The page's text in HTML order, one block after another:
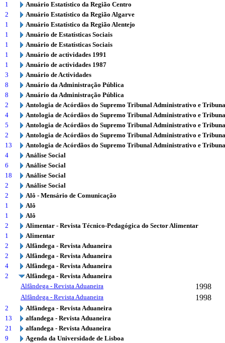
1
Anuário Estatístico da Região Centro
2
Anuário Estatístico da Região Algarve
1
Anuário Estatístico da Região Alentejo
1
Anuário de Estatísticas Sociais
1
Anuário de Estatísticas Sociais
1
Anuário de actividades 1991
1
Anuário de actividades 1987
3
Anuário de Actividades
8
Anuário da Administração Pública
8
Anuário da Administração Pública
2
Antologia de Acórdãos do Supremo Tribunal Administrativo e
4
Antologia de Acórdãos do Supremo Tribunal Administrativo e
5
Antologia de Acórdãos do Supremo Tribunal Administrativo e
2
Antologia de Acórdãos do Supremo Tribunal Administrativo e
13
Antologia de Acórdãos do Supremo Tribunal Administrativo e
4
Análise Social
6
Análise Social
18
Análise Social
2
Análise Social
2
Alô - Mensário de Comunicação
1
Alô
1
Alô
2
Alimentar - Revista Técnico-Pedagógica do Sector Alimentar
1
Alimentar
2
Alfândega - Revista Aduaneira
2
Alfândega - Revista Aduaneira
4
Alfândega - Revista Aduaneira
2
Alfândega - Revista Aduaneira
Alfândega - Revista Aduaneira
1998
Alfândega - Revista Aduaneira 1998
2
Alfândega - Revista Aduaneira
13
alfandega - Revista Aduaneira
21
alfandega - Revista Aduaneira
9
Agenda da Universidade de Lisboa